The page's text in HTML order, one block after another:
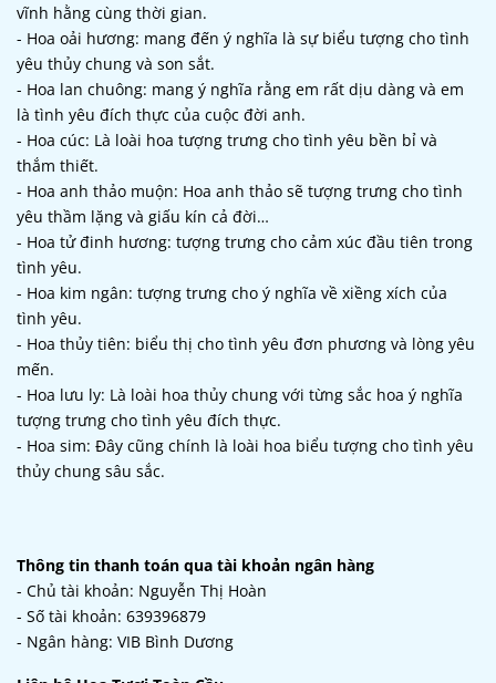
vĩnh hằng cùng thời gian.
- Hoa oải hương: mang đến ý nghĩa là sự biểu tượng cho tình
yêu thủy chung và son sắt.
- Hoa lan chuông: mang ý nghĩa rằng em rất dịu dàng và em
là tình yêu đích thực của cuộc đời anh.
- Hoa cúc: Là loài hoa tượng trưng cho tình yêu bền bỉ và
thắm thiết.
- Hoa anh thảo muộn: Hoa anh thảo sẽ tượng trưng cho tình
yêu thầm lặng và giấu kín cả đời…
- Hoa tử đinh hương: tượng trưng cho cảm xúc đầu tiên trong
tình yêu.
- Hoa kim ngân: tượng trưng cho ý nghĩa về xiềng xích của
tình yêu.
- Hoa thủy tiên: biểu thị cho tình yêu đơn phương và lòng yêu
mến.
- Hoa lưu ly: Là loài hoa thủy chung với từng sắc hoa ý nghĩa
tượng trưng cho tình yêu đích thực.
- Hoa sim: Đây cũng chính là loài hoa biểu tượng cho tình yêu
thủy chung sâu sắc.
Thông tin thanh toán qua tài khoản ngân hàng
- Chủ tài khoản: Nguyễn Thị Hoàn
- Số tài khoản: 639396879
- Ngân hàng: VIB Bình Dương